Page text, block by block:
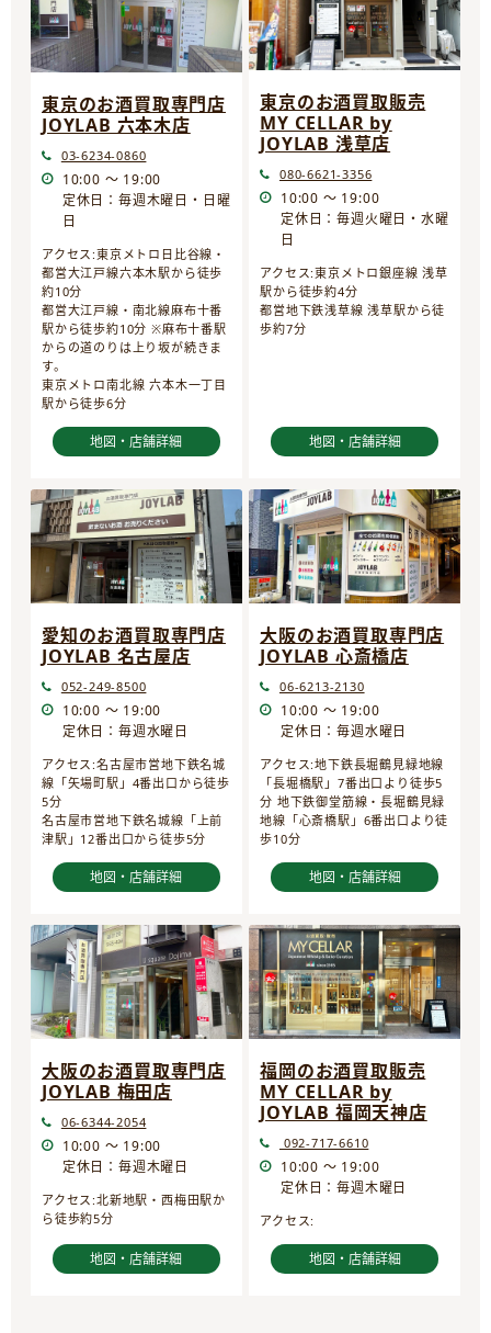
東京のお酒買取専門店
JOYLAB 六本木店
03-6234-0860
10:00 ～ 19:00
定休日：毎週木曜日・日曜
日
アクセス:東京メトロ日比谷線・
都営大江戸線六本木駅から徒歩
約10分
都営大江戸線・南北線麻布十番
駅から徒歩約10分 ※麻布十番駅
からの道のりは上り坂が続きま
す。
東京メトロ南北線 六本木一丁目
駅から徒歩6分
地図・店舗詳細
東京のお酒買取販売
MY CELLAR by
JOYLAB 浅草店
080-6621-3356
10:00 ～ 19:00
定休日：毎週火曜日・水曜
日
アクセス:東京メトロ銀座線 浅草
駅から徒歩約4分
都営地下鉄浅草線 浅草駅から徒
歩約7分
地図・店舗詳細
愛知のお酒買取専門店
JOYLAB 名古屋店
052-249-8500
10:00 ～ 19:00
定休日：毎週水曜日
アクセス:名古屋市営地下鉄名城
線「矢場町駅」4番出口から徒歩
5分
名古屋市営地下鉄名城線「上前
津駅」12番出口から徒歩5分
地図・店舗詳細
大阪のお酒買取専門店
JOYLAB 心斎橋店
06-6213-2130
10:00 ～ 19:00
定休日：毎週水曜日
アクセス:地下鉄長堀鶴見緑地線
「長堀橋駅」7番出口より徒歩5
分 地下鉄御堂筋線・長堀鶴見緑
地線「心斎橋駅」6番出口より徒
歩10分
地図・店舗詳細
大阪のお酒買取専門店
JOYLAB 梅田店
06-6344-2054
10:00 ～ 19:00
定休日：毎週木曜日
アクセス:北新地駅・西梅田駅か
ら徒歩約5分
地図・店舗詳細
福岡のお酒買取販売
MY CELLAR by
JOYLAB 福岡天神店
092-717-6610
10:00 ～ 19:00
定休日：毎週木曜日
アクセス:
地図・店舗詳細